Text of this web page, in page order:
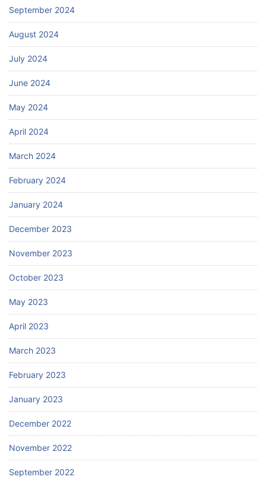
September 2024
August 2024
July 2024
June 2024
May 2024
April 2024
March 2024
February 2024
January 2024
December 2023
November 2023
October 2023
May 2023
April 2023
March 2023
February 2023
January 2023
December 2022
November 2022
September 2022